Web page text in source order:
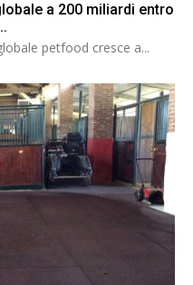
a 200 miliardi entro
petfood cresce a...